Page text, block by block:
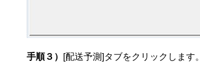
手順３） [配送予測]タブをクリックします。